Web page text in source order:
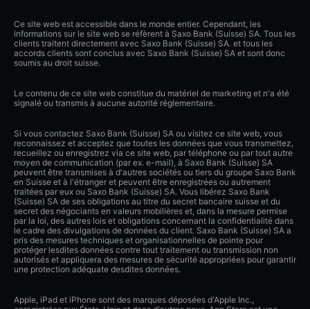
Ce site web est accessible dans le monde entier. Cependant, les
informations sur le site web se réfèrent à Saxo Bank (Suisse) SA. Tous les
clients traitent directement avec Saxo Bank (Suisse) SA. et tous les
accords clients sont conclus avec Saxo Bank (Suisse) SA et sont donc
soumis au droit suisse.
Le contenu de ce site web constitue du matériel de marketing et n'a été
signalé ou transmis à aucune autorité réglementaire.
Si vous contactez Saxo Bank (Suisse) SA ou visitez ce site web, vous
reconnaissez et acceptez que toutes les données que vous transmettez,
recueillez ou enregistrez via ce site web, par téléphone ou par tout autre
moyen de communication (par ex. e-mail), à Saxo Bank (Suisse) SA
peuvent être transmises à d'autres sociétés ou tiers du groupe Saxo Bank
en Suisse et à l'étranger et peuvent être enregistrées ou autrement
traitées par eux ou Saxo Bank (Suisse) SA. Vous libérez Saxo Bank
(Suisse) SA de ses obligations au titre du secret bancaire suisse et du
secret des négociants en valeurs mobilières et, dans la mesure permise
par la loi, des autres lois et obligations concernant la confidentialité dans
le cadre des divulgations de données du client. Saxo Bank (Suisse) SA a
pris des mesures techniques et organisationnelles de pointe pour
protéger lesdites données contre tout traitement ou transmission non
autorisés et appliquera des mesures de sécurité appropriées pour garantir
une protection adéquate desdites données.
Apple, iPad et iPhone sont des marques déposées d'Apple Inc.,